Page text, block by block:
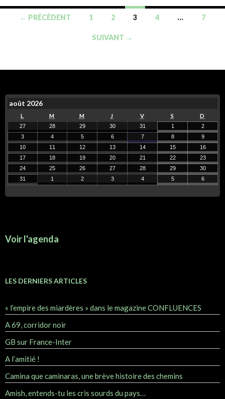
← PRÉCÉDENT 1 2 3 4 … 7
SUIVANT →
août 2026
L M M J V S D
27 28 29 30 31 1
2
3
4 5 6 7 8
9
10
11 12 13 14 15
16
17
18 19 20 21 22
23
24
25 26 27 28 29
30
31
1 2 3 4 5 6
Voir l'agenda
LES DERNIERS ARTICLES
« l’empire des miardères » dans le magazine CONFLUENCES
A 69, corridor noir
GB sur France-Inter
A l’amitié !
Camina que caminaras, une brève histoire des chemins
Amish, entends-tu les cris sourds du pays…